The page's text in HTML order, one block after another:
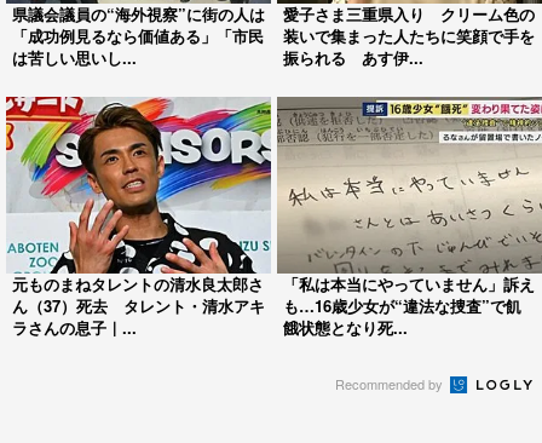
県議会議員の“海外視察”に街の人は
「成功例見るなら価値ある」「市民
は苦しい思いし...
愛子さま三重県入り クリーム色の
装いで集まった人たちに笑顔で手を
振られる あす伊...
元ものまねタレントの清水良太郎さ
ん（37）死去 タレント・清水アキ
ラさんの息子｜...
「私は本当にやっていません」訴え
も…16歳少女が“違法な捜査”で飢
餓状態となり死...
Recommended by